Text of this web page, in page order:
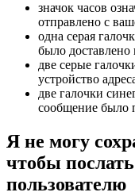
значок часов
отправлено с
одна серая
было доставлено
две серые
устройство
две галочки
сообщение было
Я не могу
чтобы
пользователю